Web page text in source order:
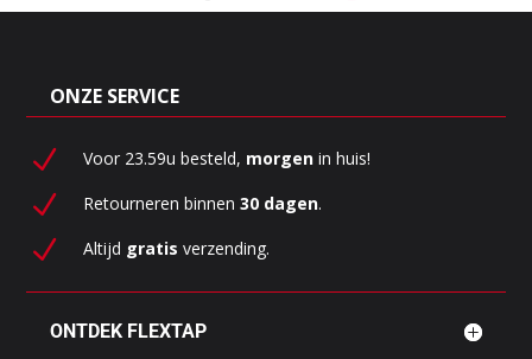
ONZE SERVICE
N Voor 23.59u besteld, morgenin huis!
N Retourneren binnen 30 dagen.
N Altijd gratis verzending.
ONTDEK FLEXTAP